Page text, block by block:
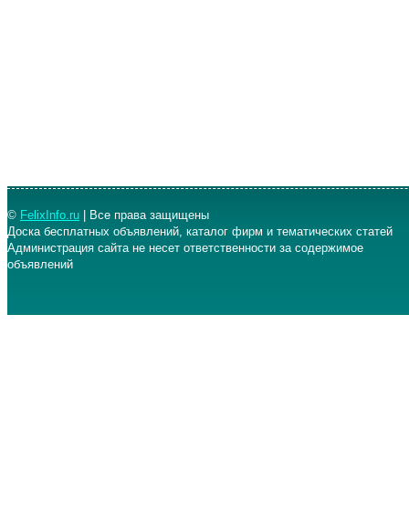
© FelixInfo.ru | Все права защищены
Доска бесплатных объявлений, каталог фирм и тематических статей
Администрация сайта не несет ответственности за содержимое
объявлений